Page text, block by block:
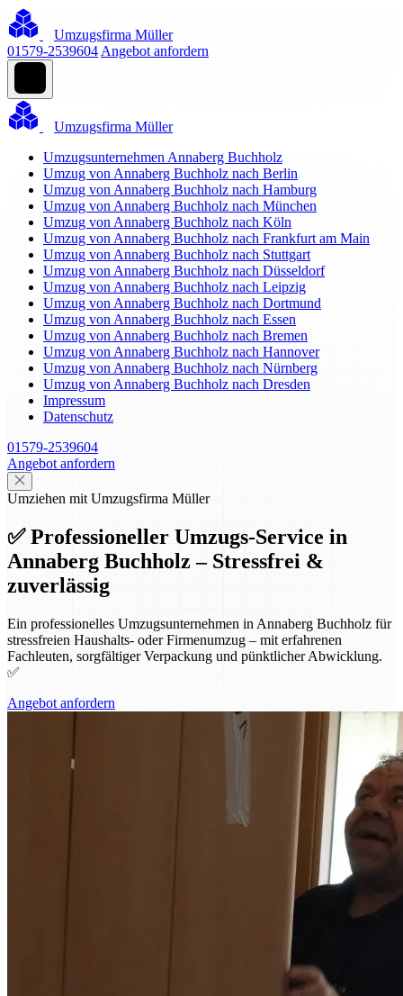
Umzugsfirma Müller
01579-2539604 Angebot anfordern
Umzugsfirma Müller
Umzugsunternehmen Annaberg Buchholz
Umzug von Annaberg Buchholz nach Berlin
Umzug von Annaberg Buchholz nach Hamburg
Umzug von Annaberg Buchholz nach München
Umzug von Annaberg Buchholz nach Köln
Umzug von Annaberg Buchholz nach Frankfurt am Main
Umzug von Annaberg Buchholz nach Stuttgart
Umzug von Annaberg Buchholz nach Düsseldorf
Umzug von Annaberg Buchholz nach Leipzig
Umzug von Annaberg Buchholz nach Dortmund
Umzug von Annaberg Buchholz nach Essen
Umzug von Annaberg Buchholz nach Bremen
Umzug von Annaberg Buchholz nach Hannover
Umzug von Annaberg Buchholz nach Nürnberg
Umzug von Annaberg Buchholz nach Dresden
Impressum
Datenschutz
01579-2539604
Angebot anfordern
Umziehen mit Umzugsfirma Müller
✅ Professioneller Umzugs-Service in
Annaberg Buchholz – Stressfrei &
zuverlässig
Ein professionelles Umzugsunternehmen in Annaberg Buchholz für
stressfreien Haushalts- oder Firmenumzug – mit erfahrenen
Fachleuten, sorgfältiger Verpackung und pünktlicher Abwicklung.
✅
Angebot anfordern